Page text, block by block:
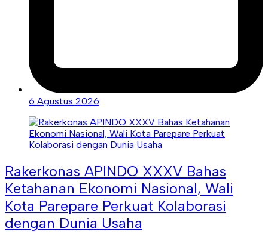
6 Agustus 2026
Rakerkonas APINDO XXXV Bahas
Ketahanan Ekonomi Nasional, Wali
Kota Parepare Perkuat Kolaborasi
dengan Dunia Usaha